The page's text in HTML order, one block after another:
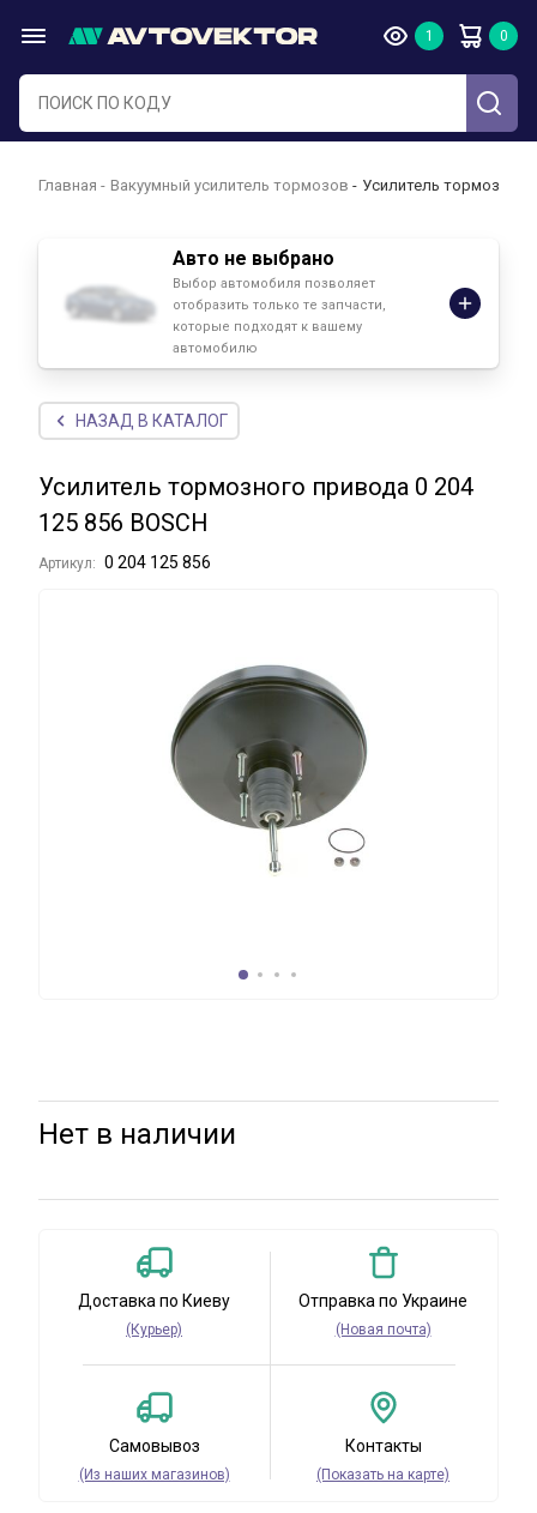
Главная Вакуумный усилитель тормозов Усилитель тормозного
Авто не выбрано
Выбор автомобиля позволяет
отобразить только те запчасти,
которые подходят к вашему
автомобилю
НАЗАД В КАТАЛОГ
Усилитель тормозного привода 0 204
125 856 BOSCH
Артикул: 0 204 125 856
Нет в наличии
Доставка по Киеву
(Курьер)
Отправка по Украине
(Новая почта)
Самовывоз
(Из наших магазинов)
Контакты
(Показать на карте)